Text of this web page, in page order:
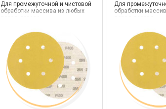
Для промежуточной и чистовой
обработки массива из любых
Для
обработки